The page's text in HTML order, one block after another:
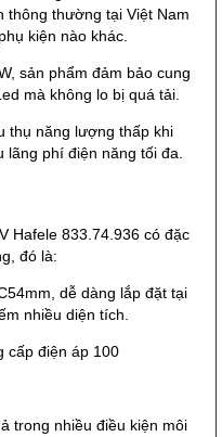
thông thường tại Việt Nam
kiện nào khác.
sản phẩm đảm bảo cung
mà không lo bị quá tải.
thụ năng lượng thấp khi
lãng phí điện năng tối đa.
Hafele 833.74.936 có đặc
đó là:
dễ dàng lắp đặt tại
nhiều diện tích.
cấp điện áp 100
trong nhiều điều kiện môi